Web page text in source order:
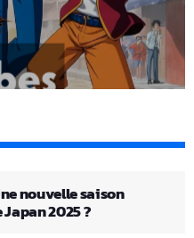
nouvelle saison
2025 ?